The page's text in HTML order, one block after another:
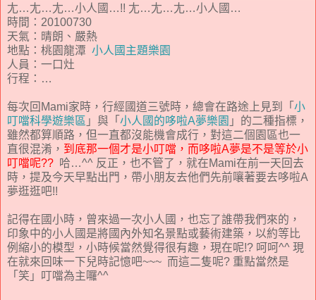
尢…尢…尢…小人國…!! 尢…尢…尢…小人國…
時間：20100730
天氣：晴朗、嚴熱
地點：桃園龍潭 小人國主題樂園
人員：一口灶
行程：…
每次回Mami家時，行經國道三號時，總會在路途上見到「 小
叮噹科學遊樂區 」與「 小人國的哆啦A夢樂園 」的二種指標，
雖然都算順路，但一直都沒能機會成行，對這二個園區也一
直很混淆， 到底那一個才是小叮噹，而哆啦A夢是不是等於小
叮噹呢?? 哈…^^ 反正，也不管了，就在Mami在前一天回去
時，提及今天早點出門，帶小朋友去他們先前嚷著要去哆啦A
夢逛逛吧!!
記得在國小時，曾來過一次小人國，也忘了誰帶我們來的，
印象中的小人國是將國內外知名景點或藝術建築，以約等比
例縮小的模型，小時候當然覺得很有趣，現在呢!? 呵呵^^ 現
在就來回味一下兒時記憶吧~~~ 而這二隻呢? 重點當然是
「笑」叮噹為主囉^^